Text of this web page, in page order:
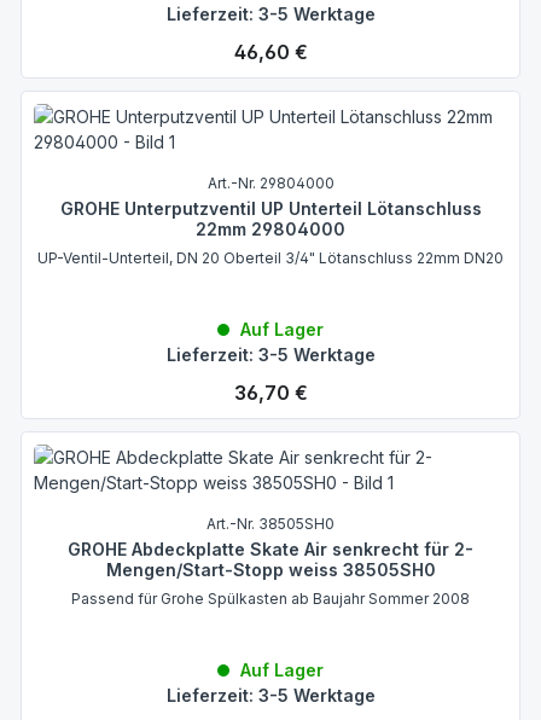
Lieferzeit: 3-5 Werktage
Regulärer Preis:
46,60 €
Art.-Nr. 29804000
GROHE Unterputzventil UP Unterteil Lötanschluss
22mm 29804000
UP-Ventil-Unterteil, DN 20 Oberteil 3/4" Lötanschluss 22mm DN20
Auf Lager
Lieferzeit: 3-5 Werktage
Regulärer Preis:
36,70 €
Art.-Nr. 38505SH0
GROHE Abdeckplatte Skate Air senkrecht für 2-
Mengen/Start-Stopp weiss 38505SH0
Passend für Grohe Spülkasten ab Baujahr Sommer 2008
Auf Lager
Lieferzeit: 3-5 Werktage